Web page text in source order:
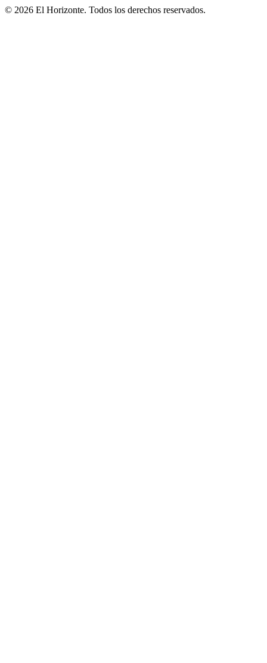
© 2026 El Horizonte. Todos los derechos reservados.